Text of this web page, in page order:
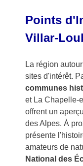
Points
Villar-
La région
sites d'intérêt.
communes
et La Chapelle-
offrent un
des Alpes. À
présente
amateurs de
National des